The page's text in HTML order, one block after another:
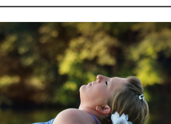
pielęgnacja krok po kroku